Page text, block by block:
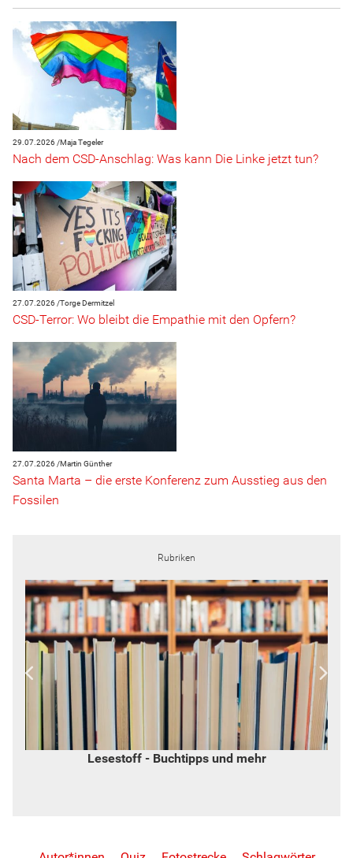
29.07.2026 /Maja Tegeler
Nach dem CSD-Anschlag: Was kann Die Linke jetzt tun?
27.07.2026 /Torge Dermitzel
CSD-Terror: Wo bleibt die Empathie mit den Opfern?
27.07.2026 /Martin Günther
Santa Marta – die erste Konferenz zum Ausstieg aus den
Fossilen
Rubriken
Widerspruch - von Inge Hannemann